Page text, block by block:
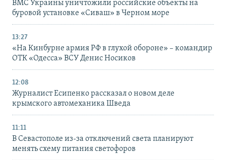
ВМС Украины уничтожили российские объекты на
буровой установке «Сиваш» в Черном море
13:27
«На Кинбурне армия РФ в глухой обороне» – командир
ОТК «Одесса» ВСУ Денис Носиков
12:08
Журналист Есипенко рассказал о новом деле
крымского автомеханика Шведа
11:11
В Севастополе из-за отключений света планируют
менять схему питания светофоров